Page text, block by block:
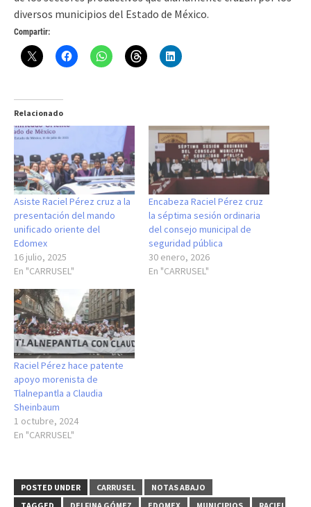
diversos municipios del Estado de México.
Compartir:
Relacionado
Asiste Raciel Pérez cruz a la
presentación del mando
unificado oriente del
Edomex
16 julio, 2025
En "CARRUSEL"
Encabeza Raciel Pérez cruz
la séptima sesión ordinaria
del consejo municipal de
seguridad pública
30 enero, 2026
En "CARRUSEL"
Raciel Pérez hace patente
apoyo morenista de
Tlalnepantla a Claudia
Sheinbaum
1 octubre, 2024
En "CARRUSEL"
POSTED UNDER CARRUSEL
NOTAS ABAJO